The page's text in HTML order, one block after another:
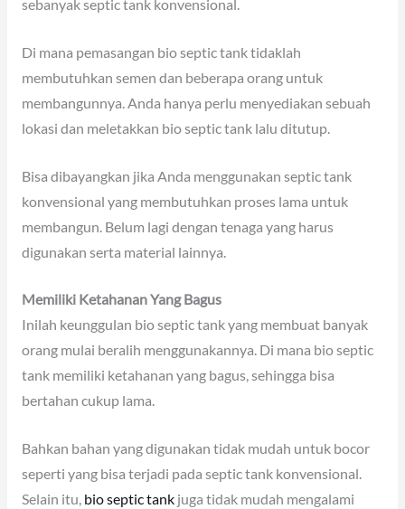
sebanyak septic tank konvensional.
Di mana pemasangan bio septic tank tidaklah
membutuhkan semen dan beberapa orang untuk
membangunnya. Anda hanya perlu menyediakan sebuah
lokasi dan meletakkan bio septic tank lalu ditutup.
Bisa dibayangkan jika Anda menggunakan septic tank
konvensional yang membutuhkan proses lama untuk
membangun. Belum lagi dengan tenaga yang harus
digunakan serta material lainnya.
Memiliki Ketahanan Yang Bagus
Inilah keunggulan bio septic tank yang membuat banyak
orang mulai beralih menggunakannya. Di mana bio septic
tank memiliki ketahanan yang bagus, sehingga bisa
bertahan cukup lama.
Bahkan bahan yang digunakan tidak mudah untuk bocor
seperti yang bisa terjadi pada septic tank konvensional.
Selain itu, bio septic tankjuga tidak mudah mengalami